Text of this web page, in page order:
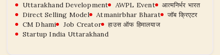
Uttarakhand Development
AWPL Event
आत्मनिर्भर भारत
Direct Selling Model
Atmanirbhar Bharat
जॉब क्रिएटर
CM Dhami
Job Creator
हाउस ऑफ हिमालयाज
Startup India Uttarakhand